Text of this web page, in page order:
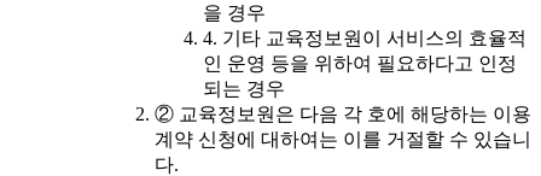
을 경우
4. 기타 교육정보원이 서비스의 효율적
인 운영 등을 위하여 필요하다고 인정
되는 경우
② 교육정보원은 다음 각 호에 해당하는 이용
계약 신청에 대하여는 이를 거절할 수 있습니
다.